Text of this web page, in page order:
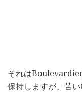
それは
保持しますが、苦